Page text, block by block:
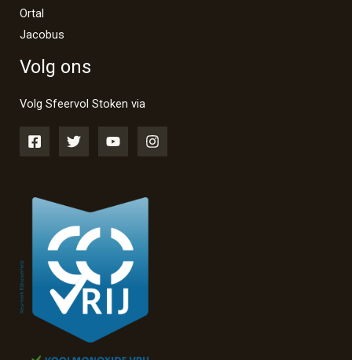
Ortal
Jacobus
Volg ons
Volg Sfeervol Stoken via